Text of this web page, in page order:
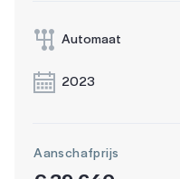
Automaat
2023
Aanschafprijs